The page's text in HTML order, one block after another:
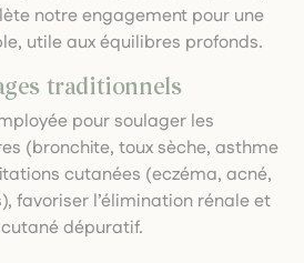
notre engagement pour une
utile aux équilibres profonds.
traditionnels
pour soulager les
(bronchite, toux sèche, asthme
cutanées (eczéma, acné,
favoriser l’élimination rénale et
dépuratif.